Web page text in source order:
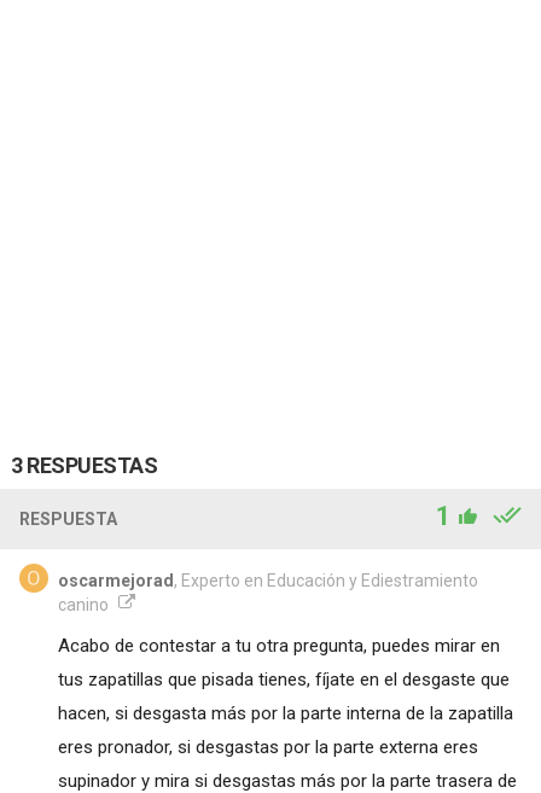
3 RESPUESTAS
RESPUESTA 1
oscarmejorad , Experto en Educación y Ediestramiento
canino
Acabo de contestar a tu otra pregunta, puedes mirar en
tus zapatillas que pisada tienes, fíjate en el desgaste que
hacen, si desgasta más por la parte interna de la zapatilla
eres pronador, si desgastas por la parte externa eres
supinador y mira si desgastas más por la parte trasera de